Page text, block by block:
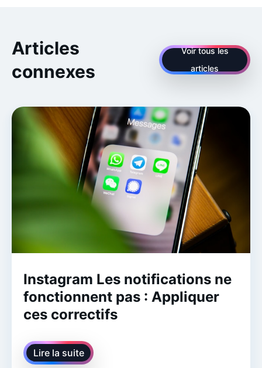
Articles
connexes
Voir tous les
articles
Instagram Les notifications ne
fonctionnent pas : Appliquer
ces correctifs
Lire la suite